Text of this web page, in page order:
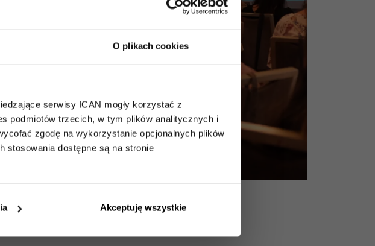
O plikach cookies
serwisy ICAN mogły korzystać z
podmiotów trzecich, w tym plików analitycznych i
zgodę na wykorzystanie opcjonalnych plików
stosowania dostępne są na stronie
Akceptuję wszystkie